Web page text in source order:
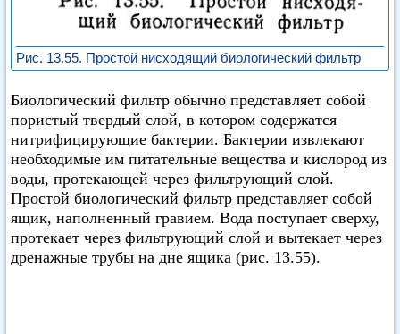
Рис. 13.55. Простой нисходящий биологический фильтр
Биологический фильтр обычно представляет собой
пористый твердый слой, в котором содержатся
нитрифицирующие бактерии. Бактерии извлекают
необходимые им питательные вещества и кислород из
воды, протекающей через фильтрующий слой.
Простой биологический фильтр представляет собой
ящик, наполненный гравием. Вода поступает сверху,
протекает через фильтрующий слой и вытекает через
дренажные трубы на дне ящика (рис. 13.55).